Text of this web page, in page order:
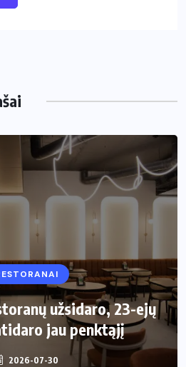
užsidaro, 23-ejų
jau penktąjį
2026-07-30
VIRTUVĖ
šiukšliadėžę mažai
2026-06-25